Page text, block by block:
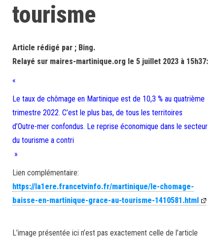
tourisme
Article rédigé par ; Bing.
Relayé sur maires-martinique.org le 5 juillet 2023 à 15h37:
«
Le taux de chômage en Martinique est de 10,3 % au quatrième
trimestre 2022. C’est le plus bas, de tous les territoires
d’Outre-mer confondus. Le reprise économique dans le secteur
du tourisme a contri
»
Lien complémentaire:
https://la1ere.francetvinfo.fr/martinique/le-chomage-
baisse-en-martinique-grace-au-tourisme-1410581.html
L’image présentée ici n’est pas exactement celle de l’article